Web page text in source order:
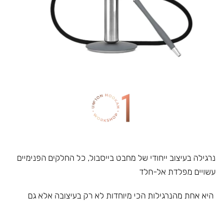
נרגילה בעיצוב ייחודי של מחבט בייסבול, כל החלקים הפנימיים
עשויים מפלדת אל-חלד
היא אחת מהנרגילות הכי מיוחדות לא רק בעיצובה אלא גם